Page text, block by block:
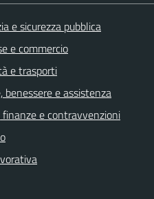
e sicurezza pubblica
e commercio
e trasporti
benessere e assistenza
finanze e contravvenzioni